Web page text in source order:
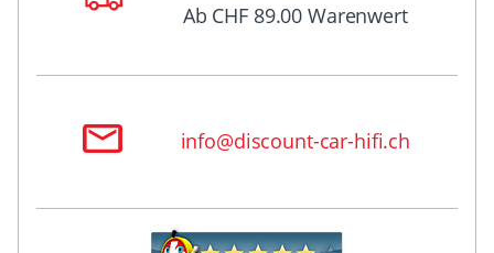
Ab CHF 89.00 Warenwert
info@discount-car-hifi.ch